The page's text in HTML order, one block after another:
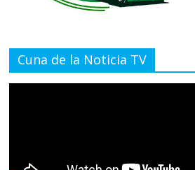
Cuna de la Noticia TV